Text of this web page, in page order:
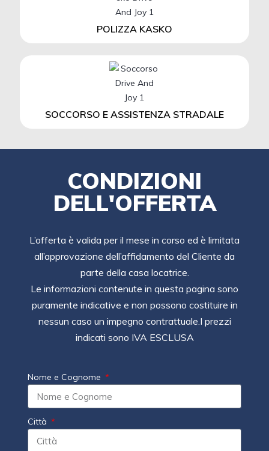
POLIZZA KASKO
SOCCORSO E ASSISTENZA STRADALE
CONDIZIONI
DELL'OFFERTA
L’offerta è valida per il mese in corso ed è limitata
all’approvazione dell’affidamento del Cliente da
parte della casa locatrice.
Le informazioni contenute in questa pagina sono
puramente indicative e non possono costituire in
nessun caso un impegno contrattuale.I prezzi
indicati sono IVA ESCLUSA
Nome e Cognome
Città